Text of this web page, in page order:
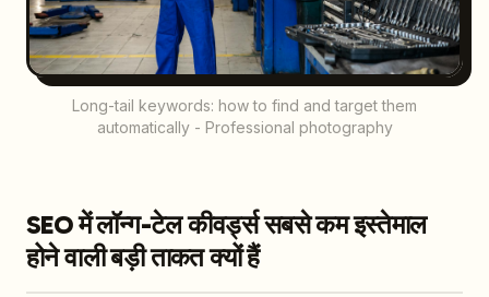
Long-tail keywords: how to find and target them
automatically - Professional photography
SEO में लॉन्ग-टेल कीवर्ड्स सबसे कम इस्तेमाल
होने वाली बड़ी ताकत क्यों हैं